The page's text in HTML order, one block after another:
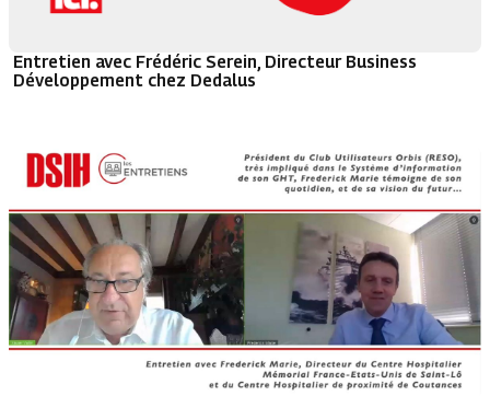
Entretien avec Frédéric Serein, Directeur Business
Développement chez Dedalus